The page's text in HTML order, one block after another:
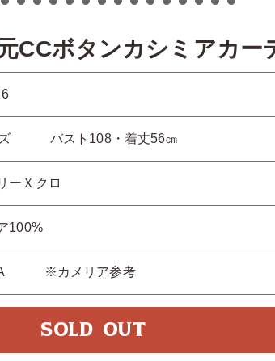
CCボタンカシミアカー
ズ バスト108・着丈56㎝
ーＸクロ
100%
A ※カメリア参考
SOLD OUT